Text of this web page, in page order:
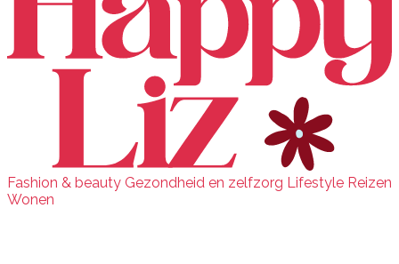
Fashion & beauty Gezondheid en zelfzorg Lifestyle Reizen
Wonen